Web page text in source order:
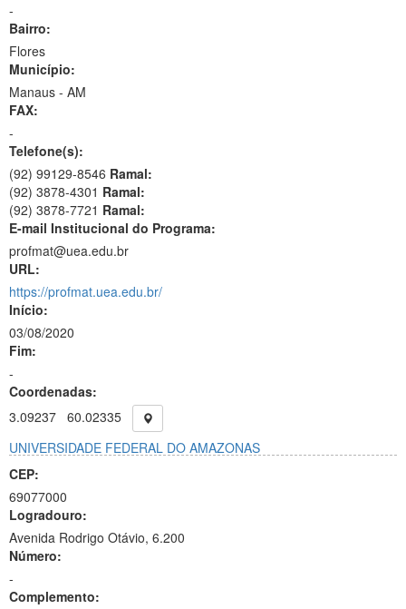
-
Bairro:
Flores
Município:
Manaus - AM
FAX:
-
Telefone(s):
(92) 99129-8546 Ramal:
(92) 3878-4301 Ramal:
(92) 3878-7721 Ramal:
E-mail Institucional do Programa:
profmat@uea.edu.br
URL:
https://profmat.uea.edu.br/
Início:
03/08/2020
Fim:
-
Coordenadas:
3.09237 60.02335
UNIVERSIDADE FEDERAL DO AMAZONAS
CEP:
69077000
Logradouro:
Avenida Rodrigo Otávio, 6.200
Número:
-
Complemento: